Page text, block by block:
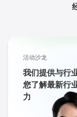
活动沙龙
我们提供与行
您了解最新行
力